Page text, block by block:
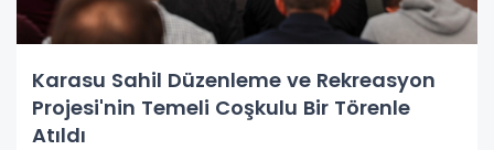
Karasu Sahil Düzenleme ve Rekreasyon
Projesi'nin Temeli Coşkulu Bir Törenle
Atıldı